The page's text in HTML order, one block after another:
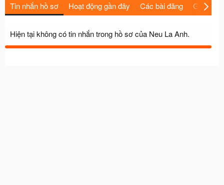
Tin nhắn hồ sơ Hoạt động gần đây Các bài đăng Giới thiệu
Hiện tại không có tin nhắn trong hồ sơ của Neu La Anh.